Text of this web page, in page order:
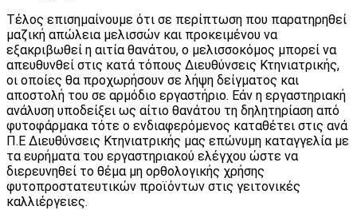
Τέλος επισημαίνουμε ότι σε περίπτωση που παρατηρηθεί
μαζική απώλεια μελισσών και προκειμένου να
εξακριβωθεί η αιτία θανάτου, ο μελισσοκόμος μπορεί να
απευθυνθεί στις κατά τόπους Διευθύνσεις Κτηνιατρικής,
οι οποίες θα προχωρήσουν σε λήψη δείγματος και
αποστολή του σε αρμόδιο εργαστήριο. Εάν η εργαστηριακή
ανάλυση υποδείξει ως αίτιο θανάτου τη δηλητηρίαση από
φυτοφάρμακα τότε ο ενδιαφερόμενος καταθέτει στις ανά
Π.Ε Διευθύνσεις Κτηνιατρικής μας επώνυμη καταγγελία με
τα ευρήματα του εργαστηριακού ελέγχου ώστε να
διερευνηθεί το θέμα μη ορθολογικής χρήσης
φυτοπροστατευτικών προϊόντων στις γειτονικές
καλλιέργειες.